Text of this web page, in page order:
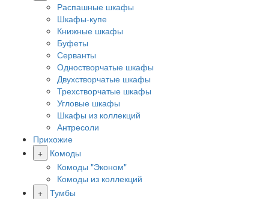
Распашные шкафы
Шкафы-купе
Книжные шкафы
Буфеты
Серванты
Одностворчатые шкафы
Двухстворчатые шкафы
Трехстворчатые шкафы
Угловые шкафы
Шкафы из коллекций
Антресоли
Прихожие
+
Комоды
Комоды "Эконом"
Комоды из коллекций
+ Тумбы